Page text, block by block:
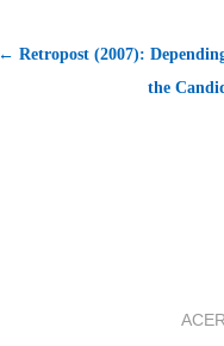
← Retropost (2007):
the